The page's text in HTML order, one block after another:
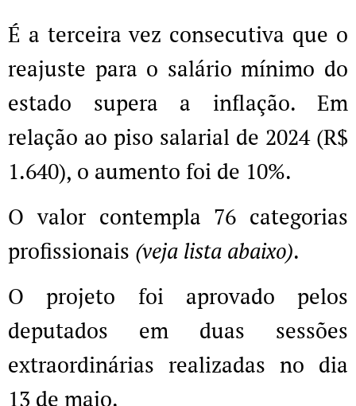
É a terceira vez consecutiva que o
reajuste para o salário mínimo do
estado supera a inflação. Em
relação ao piso salarial de 2024 (R$
1.640), o aumento foi de 10%.
O valor contempla 76 categorias
profissionais (veja lista abaixo).
O projeto foi aprovado pelos
deputados em duas sessões
extraordinárias realizadas no dia
13 de maio.